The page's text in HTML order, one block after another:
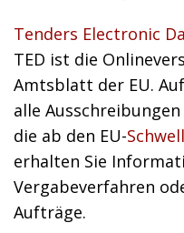
Tenders Electronic
TED ist die
Amtsblatt der EU.
alle
die ab den EU-
erhalten Sie
Vergabeverfahren
Aufträge.